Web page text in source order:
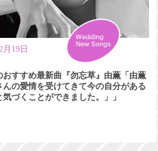
月19日
おすすめ最新曲『勿忘草』由薫「由薫
んの愛情を受けてきて今の自分がある
気づくことができました。」」